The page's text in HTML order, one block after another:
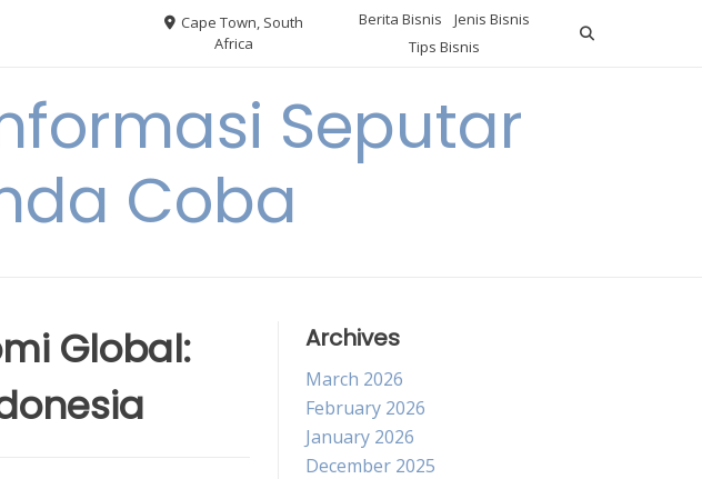
Cape Town, South
Africa
Berita Bisnis
Jenis Bisnis
Tips Bisnis
Seputar
Coba
Global:
Archives
March 2026
February 2026
January 2026
December 2025